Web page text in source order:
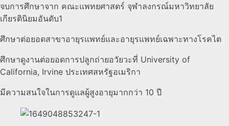
จบการศึกษาจาก คณะแพทยศาสตร์ จุฬาลงกรณ์มหาวิทยาลัย
เกียรตินิยมอันดับ1
ศึกษาต่อยอดสาขาอายุรแพทย์และอายุรแพทย์เฉพาะทางโรคไต
ศึกษาดูงานต่อยอดการปลูกถ่ายอวัยวะที่ University of
California, Irvine ประเทศสหรัฐอเมริกา
มีความสนใจในการดูแลผู้สูงอายุมากกว่า 10 ปี